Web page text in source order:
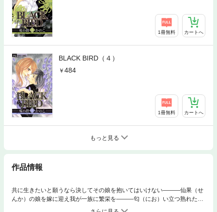
1冊無料 カートへ
BLACK BIRD（４）
484
1冊無料 カートへ
もっと見る
作品情報
共に生きたいと願うなら決してその娘を抱いてはいけない―――仙果（せ
んか）の娘を嫁に迎え我が一族に繁栄を―――匂（にお）い立つ熟れた桃
の香にくるおしく身を焦がしながらも決して交わすことの叶（かな）わぬ